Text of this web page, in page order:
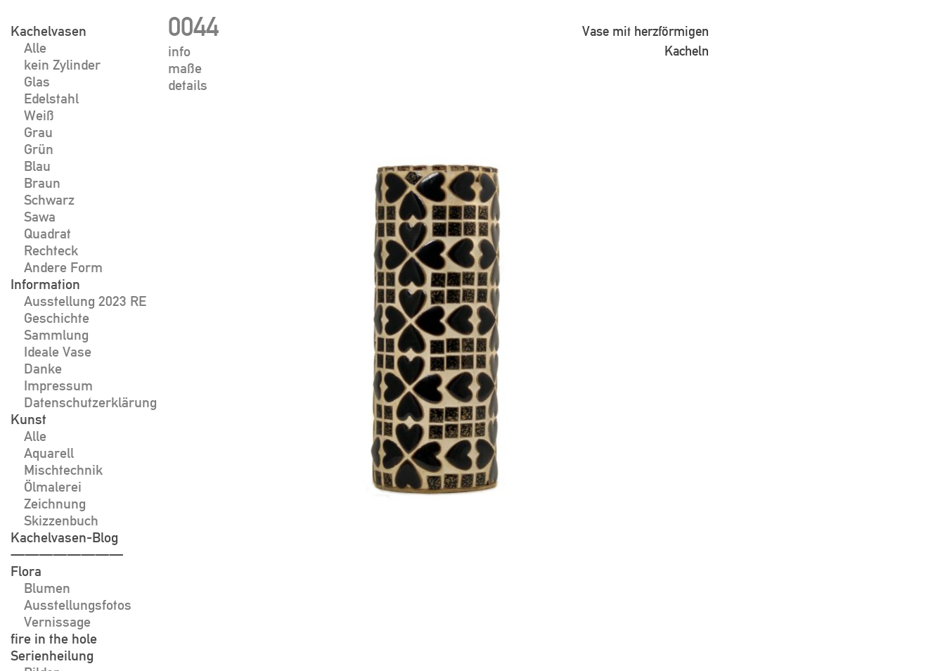
content
Kachelvasen
Alle
kein Zylinder
Glas
Edelstahl
Weiß
Grau
Grün
Blau
Braun
Schwarz
Sawa
Quadrat
Rechteck
Andere Form
Information
Ausstellung 2023 RE
Geschichte
Sammlung
Ideale Vase
Danke
Impressum
Datenschutzerklärung
Kunst
Alle
Aquarell
Mischtechnik
Ölmalerei
Zeichnung
Skizzenbuch
Kachelvasen-Blog
————————
Flora
Blumen
Ausstellungsfotos
Vernissage
fire in the hole
Serienheilung
0044
info
maße
details
Vase mit herzförmigen
Kacheln